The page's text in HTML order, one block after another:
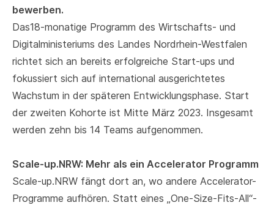
bewerben.
Das18-monatige Programm des Wirtschafts- und
Digitalministeriums des Landes Nordrhein-Westfalen
richtet sich an bereits erfolgreiche Start-ups und
fokussiert sich auf international ausgerichtetes
Wachstum in der späteren Entwicklungsphase. Start
der zweiten Kohorte ist Mitte März 2023. Insgesamt
werden zehn bis 14 Teams aufgenommen.
Scale-up.NRW: Mehr als ein Accelerator Programm
Scale-up.NRW fängt dort an, wo andere Accelerator-
Programme aufhören. Statt eines „One-Size-Fits-All“-